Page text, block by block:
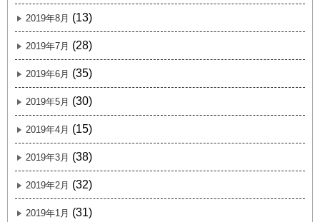
2019年8月 (13)
2019年7月 (28)
2019年6月 (35)
2019年5月 (30)
2019年4月 (15)
2019年3月 (38)
2019年2月 (32)
2019年1月 (31)